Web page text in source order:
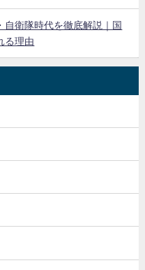
自衛隊時代を徹底解説｜国
る理由